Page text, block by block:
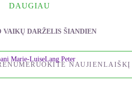
DAUGIAU
VAIKŲ DARŽELIS ŠIANDIEN
Marie-LuiseLang Peter
NAUJIENLAIŠKĮ